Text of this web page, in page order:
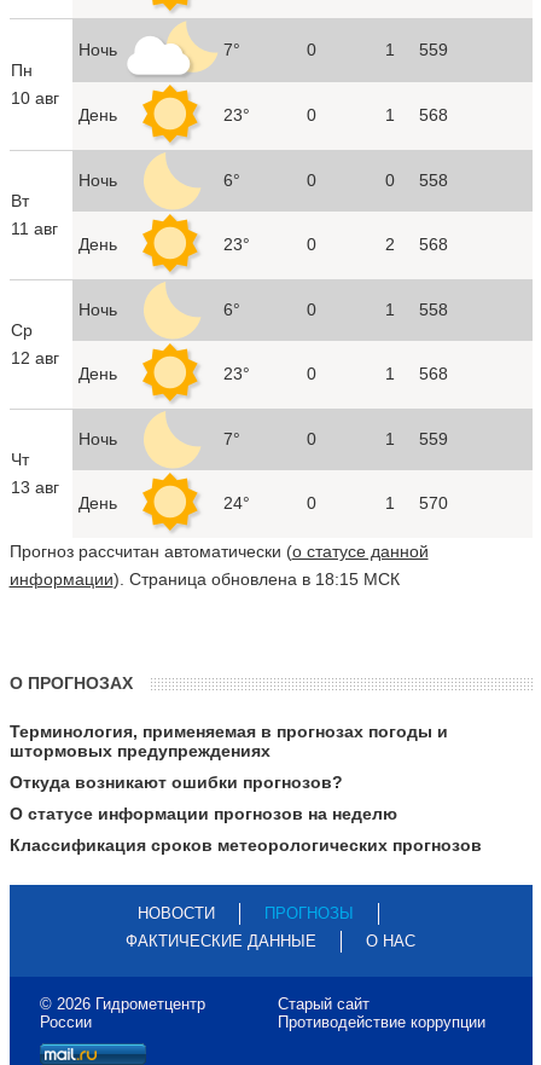
Пн
10 авг
Ночь 7° 0 1 559
День 23° 0 1 568
Вт
11 авг
Ночь 6° 0 0 558
День 23° 0 2 568
Ср
12 авг
Ночь 6° 0 1 558
День 23° 0 1 568
Чт
13 авг
Ночь 7° 0 1 559
День 24° 0 1 570
Прогноз рассчитан автоматически (о статусе данной
информации). Страница обновлена в 18:15 МСК
О ПРОГНОЗАХ
Терминология, применяемая в прогнозах погоды и
штормовых предупреждениях
Откуда возникают ошибки прогнозов?
О статусе информации прогнозов на неделю
Классификация сроков метеорологических прогнозов
НОВОСТИ
ПРОГНОЗЫ
ФАКТИЧЕСКИЕ ДАННЫЕ
О НАС
© 2026 Гидрометцентр
России
Старый сайт
Противодействие коррупции